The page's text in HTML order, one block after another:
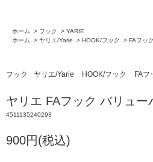
ホーム > フック > YARIE
ホーム
> ヤリエ/Yarie > HOOK/フック > FAフック
フック ヤリエ/Yarie HOOK/フック FAフ
ヤリエ FAフック バリュー
4511135240293
900円(税込)